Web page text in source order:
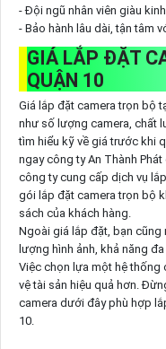
- Đội ngũ nhân viên giàu
- Bảo hành lâu dài, tận tâm
GIÁ LẮP ĐẶT
QUẬN 10
Giá lắp đặt camera trọn bộ
như số lượng camera, chất
tìm hiểu kỹ về giá trước khi
ngay công ty An Thành
công ty cung cấp dịch vụ
gói lắp đặt camera trọn bộ
sách của khách hàng.
Ngoài giá lắp đặt, bạn cũng
lượng hình ảnh, khả năng
Việc chọn lựa một hệ thống
vệ tài sản hiệu quả hơn.
camera dưới đây phù hợp
10.